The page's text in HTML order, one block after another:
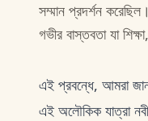
সম্মান প্রদর্শন
গভীর বাস্তবতা যা
এই প্রবন্ধে, আমরা
এই অলৌকিক যাত্রা নবী